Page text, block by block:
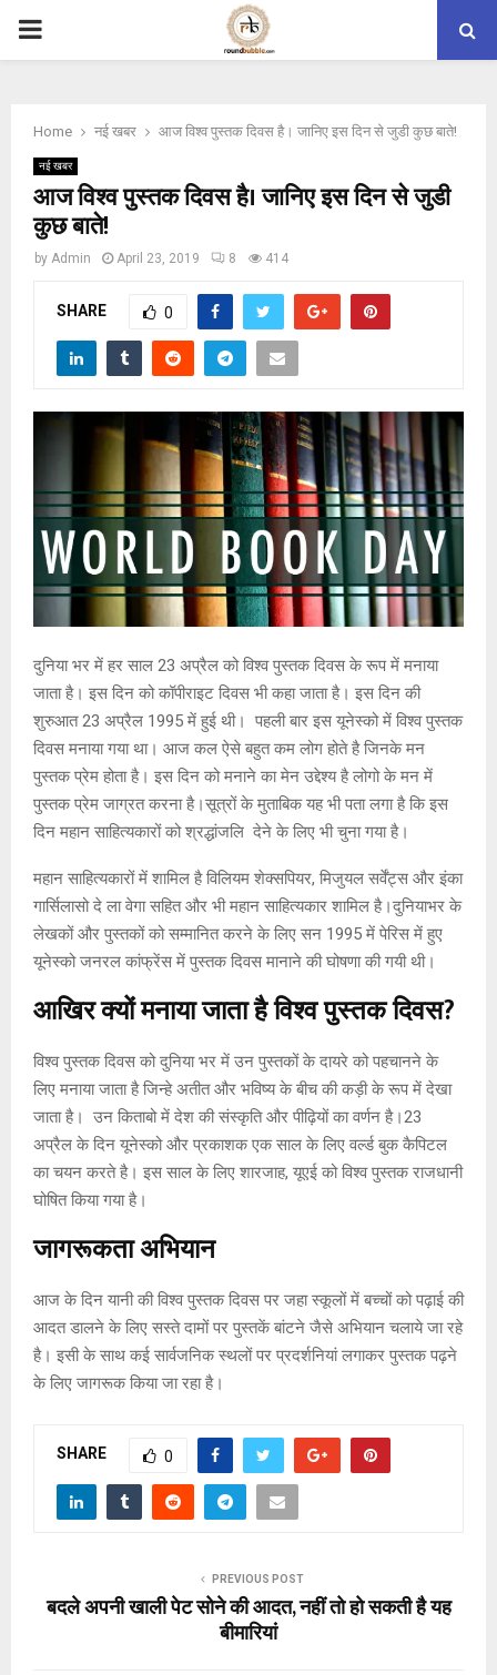
PRIMARY
Home नई खबर आज विश्व पुस्तक दिवस है। जानिए इस दिन से जुडी कुछ बाते!
नई खबर
आज विश्व पुस्तक दिवस है। जानिए इस दिन से जुडी
कुछ बाते!
by Admin April 23, 2019 8 414
SHARE 0
दुनिया भर में हर साल 23 अप्रैल को विश्व पुस्तक दिवस के रूप में मनाया
जाता है। इस दिन को कॉपीराइट दिवस भी कहा जाता है। इस दिन की
शुरुआत 23 अप्रैल 1995 में हुई थी। पहली बार इस यूनेस्को में विश्व पुस्तक
दिवस मनाया गया था। आज कल ऐसे बहुत कम लोग होते है जिनके मन
पुस्तक प्रेम होता है। इस दिन को मनाने का मेन उद्देश्य है लोगो के मन में
पुस्तक प्रेम जाग्रत करना है।सूत्रों के मुताबिक यह भी पता लगा है कि इस
दिन महान साहित्यकारों को श्रद्धांजलि देने के लिए भी चुना गया है।
महान साहित्यकारों में शामिल है विलियम शेक्सपियर, मिजुयल सर्वेंट्स और इंका
गार्सिलासो दे ला वेगा सहित और भी महान साहित्यकार शामिल है।दुनियाभर के
लेखकों और पुस्तकों को सम्मानित करने के लिए सन 1995 में पेरिस में हुए
यूनेस्को जनरल कांफ्रेंस में पुस्तक दिवस मानाने की घोषणा की गयी थी।
आखिरक्योंमनायाजाताहैविश्वपुस्तकदिवस?
विश्व पुस्तक दिवस को दुनिया भर में उन पुस्तकों के दायरे को पहचानने के
लिए मनाया जाता है जिन्हे अतीत और भविष्य के बीच की कड़ी के रूप में देखा
जाता है। उन किताबो में देश की संस्कृति और पीढ़ियों का वर्णन है।23
अप्रैल के दिन यूनेस्को और प्रकाशक एक साल के लिए वर्ल्ड बुक कैपिटल
का चयन करते है। इस साल के लिए शारजाह, यूएई को विश्व पुस्तक राजधानी
घोषित किया गया है।
जागरूकताअभियान
आज के दिन यानी की विश्व पुस्तक दिवस पर जहा स्कूलों में बच्चों को पढ़ाई की
आदत डालने के लिए सस्ते दामों पर पुस्तकें बांटने जैसे अभियान चलाये जा रहे
है। इसी के साथ कई सार्वजनिक स्थलों पर प्रदर्शनियां लगाकर पुस्तक पढ़ने
के लिए जागरूक किया जा रहा है।
SHARE 0
PREVIOUS POST
बदले अपनी खाली पेट सोने की आदत, नहीं तो हो सकती है यह
बीमारियां